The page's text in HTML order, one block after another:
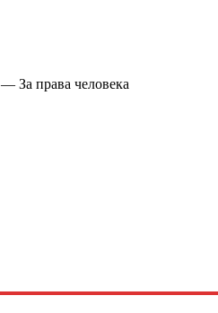
За права человека